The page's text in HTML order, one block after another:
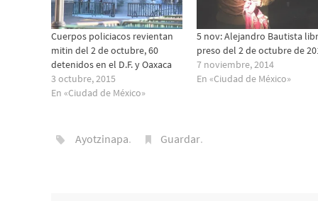
Cuerpos policiacos revientan
mitin del 2 de octubre, 60
detenidos en el D.F. y Oaxaca
3 octubre, 2015
En «Ciudad de México»
5 nov: Alejandro Bautista
preso del 2 de octubre de
7 noviembre, 2014
En «Ciudad de México»
Ayotzinapa. Guardar.